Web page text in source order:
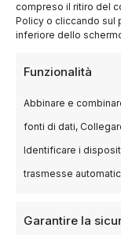
compreso il ritiro del
Policy o cliccando sul
inferiore dello
Funzionalità
Abbinare e
fonti di dati,
Identificare i
trasmesse
Garantire la